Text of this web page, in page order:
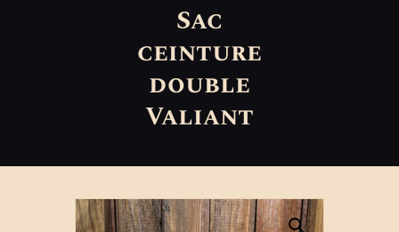
Sac
ceinture
double
Valiant